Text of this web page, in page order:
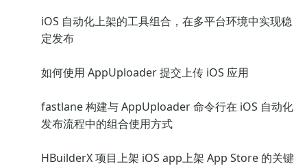
iOS 自动化上架的工具组合，在多平台环境中实现稳
定发布
如何使用 AppUploader 提交上传 iOS 应用
fastlane 构建与 AppUploader 命令行在 iOS 自动化
发布流程中的组合使用方式
HBuilderX 项目上架 iOS app上架 App Store 的关键